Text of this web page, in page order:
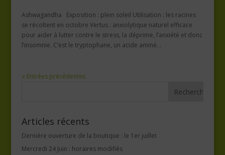
Ashwagandha Exposition : plein soleil Utilisation : les racines
se récoltent en octobre Vertus : anxiolytique naturel efficace
pour aider à lutter contre le stress, la déprime, l’anxiété et donc
l’insomnie. C’est le tryptophane, un acide aminé...
« Entrées précédentes
Articles récents
Dernière ouverture de la boutique : le 1er juillet
Mercredi 24 Juin : horaires modifiés